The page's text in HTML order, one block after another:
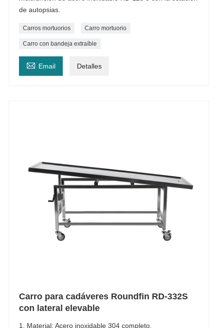
de autopsias.
Carros mortuorios Carro mortuorio
Carro con bandeja extraíble
 Email Detalles
Carro para cadáveres Roundfin RD-332S
con lateral elevable
1. Material: Acero inoxidable 304 completo.